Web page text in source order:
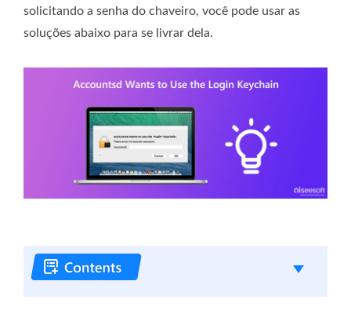
solicitando a senha do chaveiro, você pode usar as
soluções abaixo para se livrar dela.